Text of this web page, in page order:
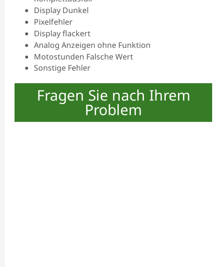
Display Dunkel
Pixelfehler
Display flackert
Analog Anzeigen ohne Funktion
Motostunden Falsche Wert
Sonstige Fehler
Fragen Sie nach Ihrem
Problem